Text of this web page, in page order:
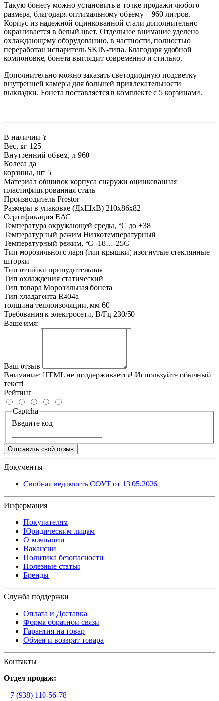
Такую бонету можно установить в точке продажи любого
размера, благодаря оптимальному объему – 960 литров.
Корпус из надежной оцинкованной стали дополнительно
окрашивается в белый цвет. Отдельное внимание уделено
охлаждающему оборудованию, в частности, полностью
переработан испаритель SKIN-типа. Благодаря удобной
компоновке, бонета выглядит современно и стильно.
Дополнительно можно заказать светодиодную подсветку
внутренней камеры для большей привлекательности
выкладки. Бонета поставляется в комплекте с 5 корзинами.
В наличии Y
Вес, кг 125
Внутренний объем, л 960
Колеса да
корзины, шт 5
Материал обшивок корпуса снаружи оцинкованная
пластифицированная сталь
Производитель Frostor
Размеры в упаковке (ДхШхВ) 210х86х82
Сертификация ЕАС
Температура окружающей среды, °С до +38
Температурный режим Низкотемпературный
Температурный режим, °С -18…-25C
Тип морозильного ларя (тип крышки) изогнутые стеклянные
шторки
Тип оттайки принудительная
Тип охлаждения статический
Тип товара Морозильная бонета
Тип хладагента R404a
толщина теплоизоляции, мм 60
Требования к электросети, В/Гц 230/50
Ваше имя:
Ваш отзыв
Внимание: HTML не поддерживается! Используйте обычный
текст!
Рейтинг
Captcha
Введите код
Отправить свой отзыв
Документы
Свобная ведомость СОУТ от 13.05.2026
Информация
Покупателям
Юридическим лицам
О компании
Вакансии
Политика безопасности
Полезные статьи
Бренды
Служба поддержки
Оплата и Доставка
Форма обратной связи
Гарантия на товар
Обмен и возврат товара
Контакты
Отдел продаж:
+7 (938) 110-56-78